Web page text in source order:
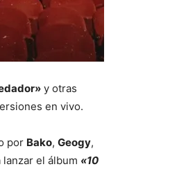
y otras
en vivo.
por Bako, Geogy,
el álbum «10